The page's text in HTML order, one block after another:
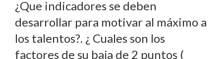
¿Que indicadores se deben
desarrollar para motivar al máximo a
los talentos?. ¿ Cuales son los
factores de su baja de 2 puntos (